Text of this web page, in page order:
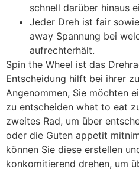
schnell darüber hinaus
Jeder Dreh ist fair
away Spannung bei
aufrechterhält.
Spin the Wheel ist das
Entscheidung hilft bei ihrer
Angenommen, Sie möchten
zu entscheiden what to eat
zweites Rad, um über
oder die Guten appetit
können Sie diese erstellen
konkomitierend drehen, um